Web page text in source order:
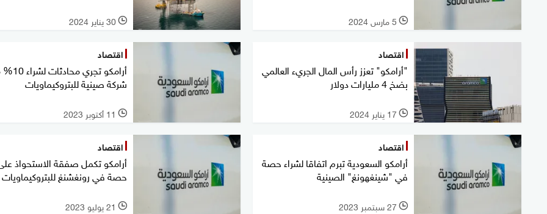
l 5 مارس 2024 l 30 يناير 2024
اقتصاد
"أرامكو" تعزز رأس المال الجريء العالمي
بضخ 4 مليارات دولار
l 17 يناير 2024
اقتصاد
أرامكو تجري
شركة صينية للبتروكيماويات
l 11 أكتوبر 2023
اقتصاد
أرامكو السعودية تبرم اتفاقا لشراء حصة
في "شينغهونغ" الصينية
l 27 سبتمبر 2023
اقتصاد
أرامكو تكمل صفقة الاستحواذ
حصة في رونغشنغ للبتروكيماويات
l 21 يوليو 2023